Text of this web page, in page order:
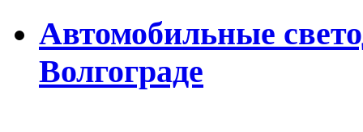
Автомобильные
Волгограде